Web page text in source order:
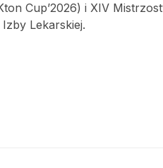
Cup’2026) i XIV
Lekarskiej.